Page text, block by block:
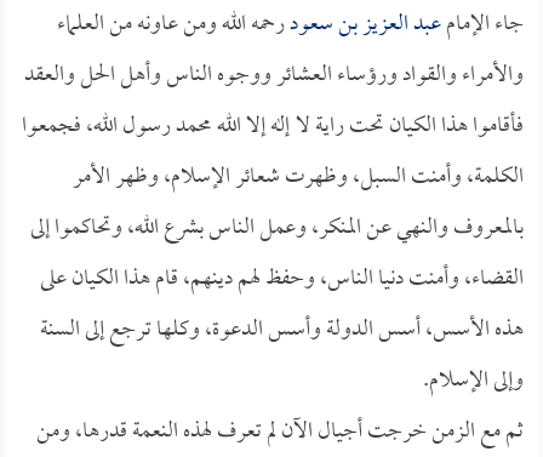
جاء الإمامعبد العزيز بن سعودرحمه الله ومن عاونه من العلماء
والأمراء والقواد ورؤساء العشائر ووجوه الناس وأهل الحل والعقد
فأقاموا هذا الكيان تحت راية لا إله إلا الله محمد رسول الله، فجمعوا
الكلمة، وأمنت السبل، وظهرت شعائر الإسلام، وظهر الأمر
بالمعروف والنهي عن المنكر، وعمل الناس بشرع الله، وتحاكموا إلى
القضاء، وأمنت دنيا الناس، وحفظ لهم دينهم، قام هذا الكيان على
هذه الأسس، أسس الدولة وأسس الدعوة، وكلها ترجع إلى السنة
وإلى الإسلام.
ثم مع الزمن خرجت أجيال الآن لم تعرف لهذه النعمة قدرها، ومن